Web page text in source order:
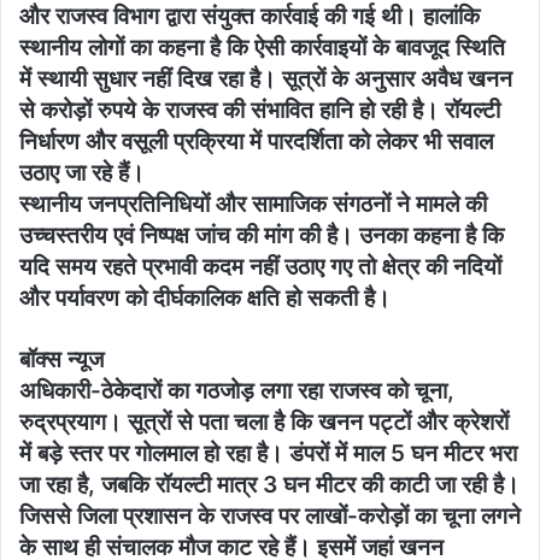
और राजस्व विभाग द्वारा संयुक्त कार्रवाई की गई थी। हालांकि
स्थानीय लोगों का कहना है कि ऐसी कार्रवाइयों के बावजूद स्थिति
में स्थायी सुधार नहीं दिख रहा है। सूत्रों के अनुसार अवैध खनन
से करोड़ों रुपये के राजस्व की संभावित हानि हो रही है। रॉयल्टी
निर्धारण और वसूली प्रक्रिया में पारदर्शिता को लेकर भी सवाल
उठाए जा रहे हैं।
स्थानीय जनप्रतिनिधियों और सामाजिक संगठनों ने मामले की
उच्चस्तरीय एवं निष्पक्ष जांच की मांग की है। उनका कहना है कि
यदि समय रहते प्रभावी कदम नहीं उठाए गए तो क्षेत्र की नदियों
और पर्यावरण को दीर्घकालिक क्षति हो सकती है।
बॉक्स न्यूज
अधिकारी-ठेकेदारों का गठजोड़ लगा रहा राजस्व को चूना,
रुद्रप्रयाग। सूत्रों से पता चला है कि खनन पट्टों और क्रेशरों
में बड़े स्तर पर गोलमाल हो रहा है। डंपरों में माल 5 घन मीटर भरा
जा रहा है, जबकि रॉयल्टी मात्र 3 घन मीटर की काटी जा रही है।
जिससे जिला प्रशासन के राजस्व पर लाखों-करोड़ों का चूना लगने
के साथ ही संचालक मौज काट रहे हैं। इसमें जहां खनन